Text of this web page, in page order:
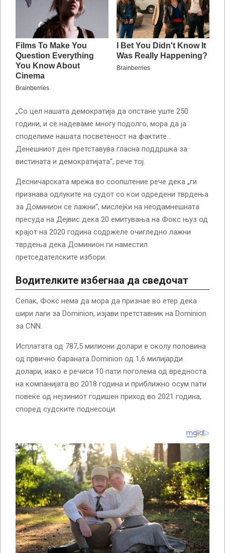
„Со цел нашата демократија да опстане уште 250
години, и се надеваме многу подолго, мора да ја
споделиме нашата посветеност на фактите…
Денешниот ден претставува гласна поддршка за
вистината и демократијата“, рече тој.
Десничарската мрежа во соопштение рече дека „ги
признава одлуките на судот со кои одредени тврдења
за Доминион се лажни“, мислејќи на неодамнешната
пресуда на Дејвис дека 20 емитувања на Фокс њуз од
крајот на 2020 година содржеле очигледно лажни
тврдења дека Доминион ги наместил
претседателските избори.
Водителките избегнаа да сведочат
Сепак, Фокс нема да мора да признае во етер дека
шири лаги за Dominion, изјави претставник на Dominion
за CNN.
Исплатата од 787,5 милиони долари е околу половина
од првично бараната Dominion од 1,6 милијарди
долари, иако е речиси 10 пати поголема од вредноста
на компанијата во 2018 година и приближно осум пати
повеќе од нејзиниот годишен приход во 2021 година,
според судските поднесоци.